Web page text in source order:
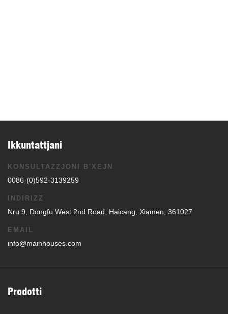
Ikkuntattjani
KONSULTAZZJONI B'XEJN
0086-(0)592-3139259
INDIRIZZ
Nru.9, Dongfu West 2nd Road, Haicang, Xiamen, 361027
EMAIL
info@mainhouses.com
Prodotti